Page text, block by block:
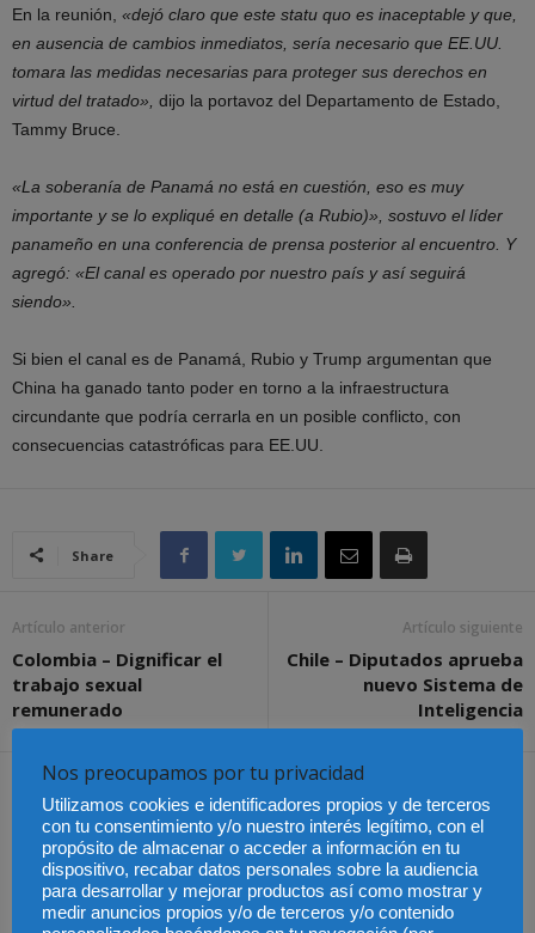
En la reunión, «dejó claro que este statu quo es inaceptable y que,
en ausencia de cambios inmediatos, sería necesario que EE.UU.
tomara las medidas necesarias para proteger sus derechos en
virtud del tratado», dijo la portavoz del Departamento de Estado,
Tammy Bruce.
«La soberanía de Panamá no está en cuestión, eso es muy
importante y se lo expliqué en detalle (a Rubio)», sostuvo el líder
panameño en una conferencia de prensa posterior al encuentro. Y
agregó: «El canal es operado por nuestro país y así seguirá
siendo».
Si bien el canal es de Panamá, Rubio y Trump argumentan que
China ha ganado tanto poder en torno a la infraestructura
circundante que podría cerrarla en un posible conflicto, con
consecuencias catastróficas para EE.UU.
Share
Artículo anterior
Colombia – Dignificar el
trabajo sexual
remunerado
Artículo siguiente
Chile – Diputados aprueba
nuevo Sistema de
Inteligencia
Artículos relacionados
La Abogacía Catalana
Los trabajadores de
Nos preocupamos por tu privacidad
Utilizamos cookies e identificadores propios y de terceros
con tu consentimiento y/o nuestro interés legítimo, con el
propósito de almacenar o acceder a información en tu
dispositivo, recabar datos personales sobre la audiencia
para desarrollar y mejorar productos así como mostrar y
medir anuncios propios y/o de terceros y/o contenido